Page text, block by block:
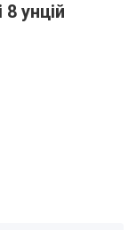
унцій